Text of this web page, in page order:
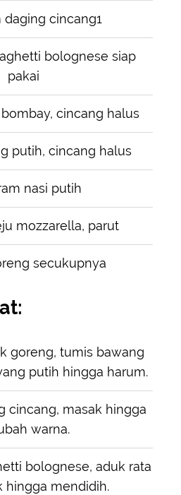
daging cincang1
bolognese siap
pakai
cincang halus
putih, cincang halus
nasi putih
mozzarella, parut
secukupnya
goreng, tumis bawang
putih hingga harum.
cincang, masak hingga
warna.
bolognese, aduk rata
hingga mendidih.